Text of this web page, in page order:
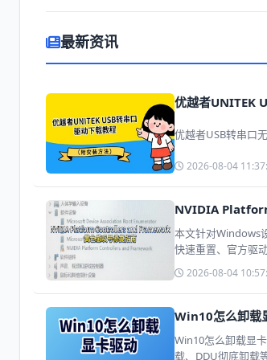
最新资讯
优越者UNITEK
优越者USB转串口
2026-08-04
NVIDIA
本文针对Windows
快速重置、官方驱
2026-08-04
Win10怎么卸载
Win10怎么卸载显
载、DDU彻底卸载